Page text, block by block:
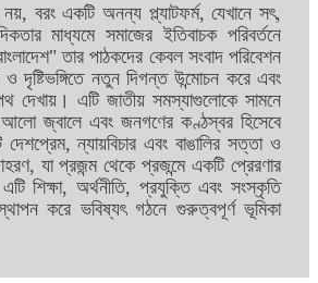
বরং একটি অনন্য প্ল্যাটফর্ম, যেখানে সৎ,
মাধ্যমে সমাজের ইতিবাচক পরিবর্তনে
তার পাঠকদের কেবল সংবাদ পরিবেশন
ও দৃষ্টিভঙ্গিতে নতুন দিগন্ত উন্মোচন করে এবং
দেখায়। এটি জাতীয় সমস্যাগুলোকে সামনে
জ্বালে এবং জনগণের কণ্ঠস্বর হিসেবে
ন্যায়বিচার এবং বাঙালির সত্তা ও
যা প্রজন্ম থেকে প্রজন্মে একটি প্রেরণার
শিক্ষা, অর্থনীতি, প্রযুক্তি এবং সংস্কৃতি
করে ভবিষ্যৎ গঠনে গুরুত্বপূর্ণ ভূমিকা